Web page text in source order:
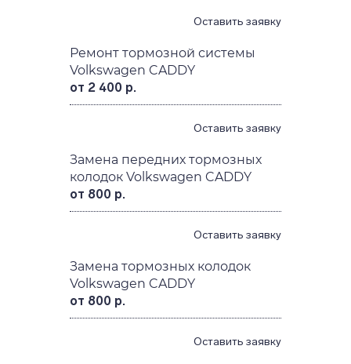
Оставить заявку
Ремонт тормозной системы
Volkswagen CADDY
от 2 400 р.
Оставить заявку
Замена передних тормозных
колодок Volkswagen CADDY
от 800 р.
Оставить заявку
Замена тормозных колодок
Volkswagen CADDY
от 800 р.
Оставить заявку